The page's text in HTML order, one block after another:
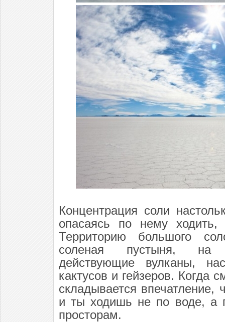
Концентрация соли
опасаясь по нему
Территорию большого
соленая пустыня, на
действующие вулканы,
кактусов и гейзеров. Когда
складывается
и ты ходишь не по воде, а
просторам.